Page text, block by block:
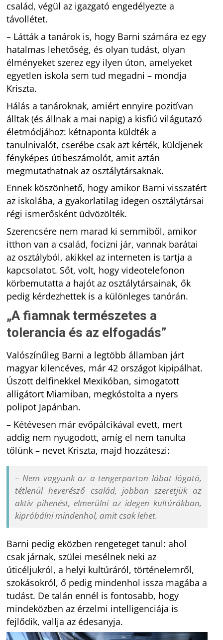
család, végül az igazgató engedélyezte a
távollétet.
– Látták a tanárok is, hogy Barni számára ez egy
hatalmas lehetőség, és olyan tudást, olyan
élményeket szerez egy ilyen úton, amelyeket
egyetlen iskola sem tud megadni – mondja
Kriszta.
Hálás a tanároknak, amiért ennyire pozitívan
álltak (és állnak a mai napig) a kisfiú világutazó
életmódjához: kétnaponta küldték a
tanulnivalót, cserébe csak azt kérték, küldjenek
fényképes útibeszámolót, amit aztán
megmutathatnak az osztálytársaknak.
Ennek köszönhető, hogy amikor Barni visszatért
az iskolába, a gyakorlatilag idegen osztálytársai
régi ismerősként üdvözölték.
Szerencsére nem marad ki semmiből, amikor
itthon van a család, focizni jár, vannak barátai
az osztályból, akikkel az interneten is tartja a
kapcsolatot. Sőt, volt, hogy videotelefonon
körbemutatta a hajót az osztálytársainak, ők
pedig kérdezhettek is a különleges tanórán.
„A fiamnak természetes a
tolerancia és az elfogadás”
Valószínűleg Barni a legtöbb államban járt
magyar kilencéves, már 42 országot kipipálhat.
Úszott delfinekkel Mexikóban, simogatott
alligátort Miamiban, megkóstolta a nyers
polipot Japánban.
– Kétévesen már evőpálcikával evett, mert
addig nem nyugodott, amíg el nem tanulta
tőlünk – nevet Kriszta, majd hozzáteszi:
– Nem vagyunk az a tengerparton lábat lógató,
tétlenül heverésző család, jobban szeretjük az
aktív pihenést, elmerülni az idegen kultúrákban,
kipróbálni mindenhol, amit csak lehet.
Barni pedig eközben rengeteget tanul: ahol
csak járnak, szülei mesélnek neki az
úticéljukról, a helyi kultúráról, történelemről,
szokásokról, ő pedig mindenhol issza magába a
tudást. De talán ennél is fontosabb, hogy
mindeközben az érzelmi intelligenciája is
fejlődik, vallja az édesanyja.